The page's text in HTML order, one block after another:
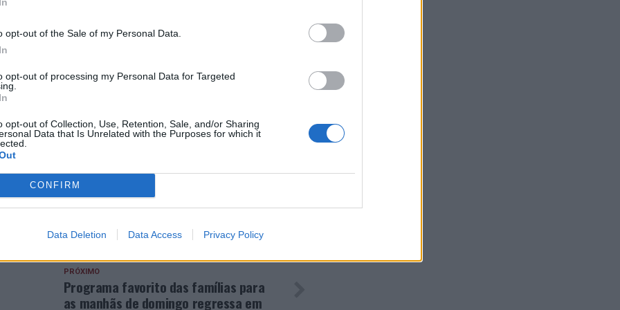
opt-out of the Sale of my Personal Data.
opt-out of processing my Personal Data for Targeted
opt-out of Collection, Use, Retention, Sale, and/or Sharing
Data that Is Unrelated with the Purposes for which it
CONFIRM
Data Deletion Data Access Privacy Policy
os super-heróis em apuros.
a crianças dos 3 aos 12 anos e acompanhantes
por grupo) e têm início às 10h30. O levantamento
doMAR Shopping Algarve, dentro do seu
sexta-feira, na semana anterior à sessão mensal. A
disponíveis. O regulamento completo de
www.marshopping.com .
CONTEÚDO PUBLICITÁRIO
PRÓXIMO
Programa favorito das famílias para
as manhãs de domingo regressa em